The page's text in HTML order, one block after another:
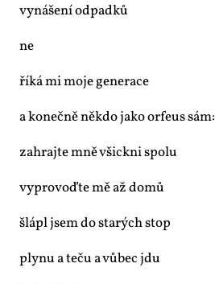
vy­ná­še­ní od­pad­ků
ne
ří­ká mi mo­je ge­ne­ra­ce
a ko­neč­ně ně­kdo ja­ko or­fe­us sám:
za­hraj­te mně všickni spo­lu
vy­pro­voď­te mě až do­mů
šlá­pl jsem do sta­rých stop
ply­nu a te­ču a vů­bec jdu